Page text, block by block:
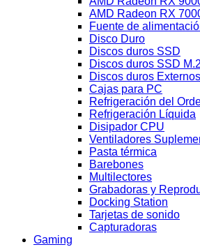
AMD Radeon RX
Fuente de
Disco Duro
Discos duros SSD
Discos duros SSD M.2
Discos duros Externos
Cajas para PC
Refrigeración del
Refrigeración Líquida
Disipador CPU
Ventiladores
Pasta térmica
Barebones
Multilectores
Grabadoras y
Docking Station
Tarjetas de sonido
Capturadoras
Gaming